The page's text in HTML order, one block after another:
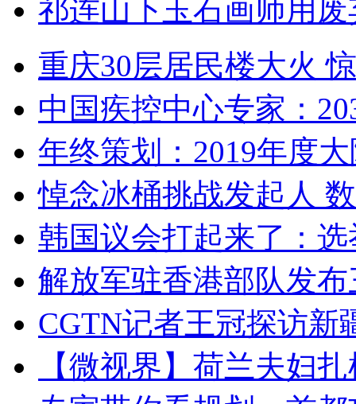
祁连山下玉石画师用
重庆30层居民楼大火
中国疾控中心专家：
年终策划：2019年度
悼念冰桶挑战发起人
韩国议会打起来了：
解放军驻香港部队发
CGTN记者王冠探访新
【微视界】荷兰夫妇